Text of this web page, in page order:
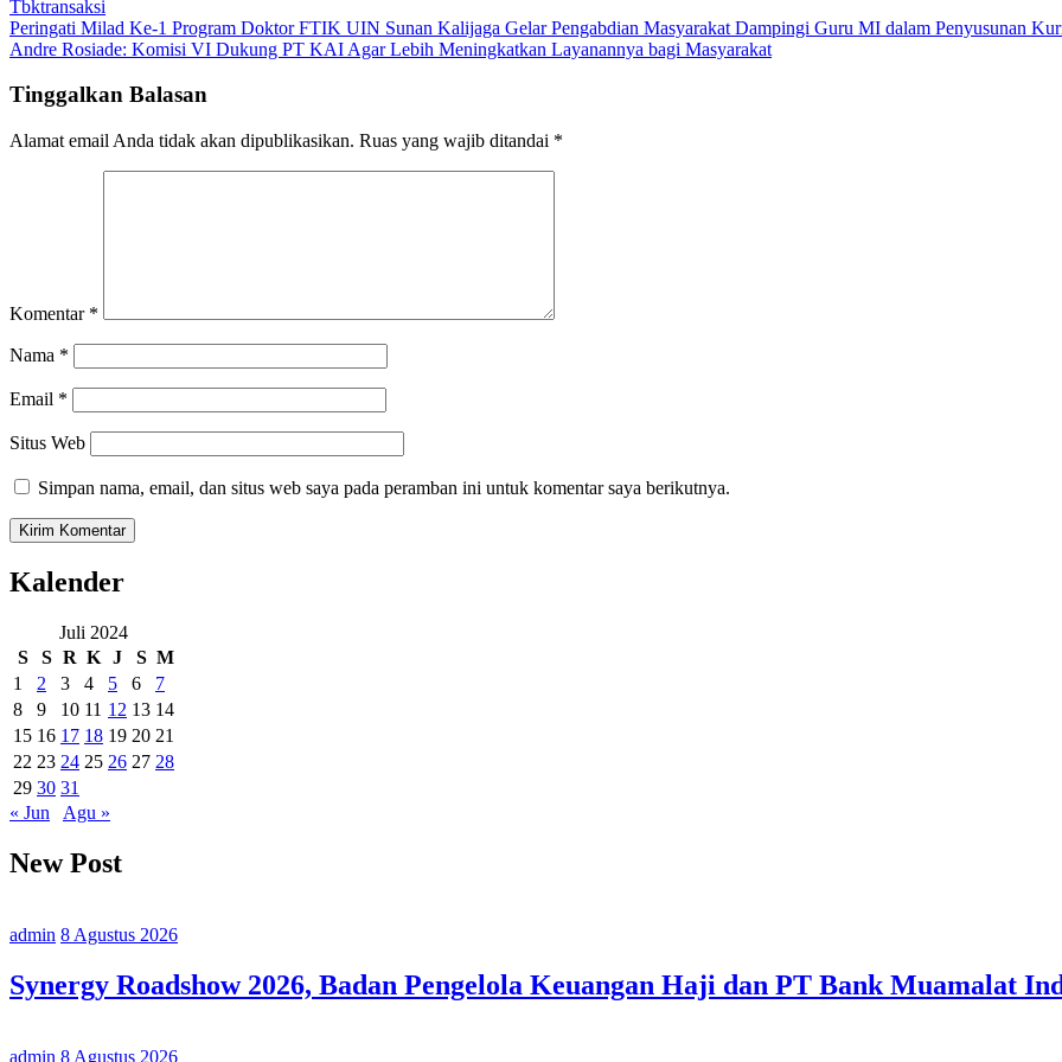
Tbktransaksi
Navigasi
pos
Peringati Milad Ke-1 Program Doktor FTIK UIN Sunan Kalijaga Gelar Pengabdian Masyarakat Dampingi Guru MI dalam Penyusunan
Andre Rosiade: Komisi VI Dukung PT KAI Agar Lebih Meningkatkan Layanannya bagi Masyarakat
Tinggalkan Balasan
Alamat email Anda tidak akan dipublikasikan. Ruas yang wajib ditandai *
Komentar *
Nama *
Email *
Situs Web
Simpan nama, email, dan situs web saya pada peramban ini untuk komentar saya berikutnya.
Kalender
Juli 2024
S
S R K J S M
1
2 3 4 5 6
7
8
9 10 11 12 13 14
15 16 17 18 19 20 21
22 23 24 25 26 27 28
29 30 31
« Jun
Agu »
New Post
admin 8 Agustus 2026
Synergy Roadshow 2026, Badan Pengelola Keuangan Haji dan PT Bank Muamalat
admin 8 Agustus 2026